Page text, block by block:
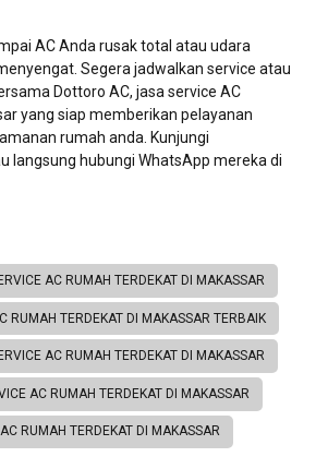
AC Anda rusak total atau udara
Segera jadwalkan service atau
Dottoro AC, jasa service AC
yang siap memberikan pelayanan
rumah anda. Kunjungi
langsung hubungi WhatsApp mereka di
AC RUMAH TERDEKAT DI MAKASSAR
RUMAH TERDEKAT DI MAKASSAR TERBAIK
AC RUMAH TERDEKAT DI MAKASSAR
AC RUMAH TERDEKAT DI MAKASSAR
RUMAH TERDEKAT DI MAKASSAR